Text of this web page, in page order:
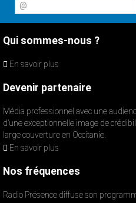
@
Qui sommes-nous ?
En savoir plus
Devenir partenaire
Média professionnel avec une
d’une exceptionnelle image de
large couverture en Occitanie.
En savoir plus
Nos fréquences
Radio Présence diffuse son